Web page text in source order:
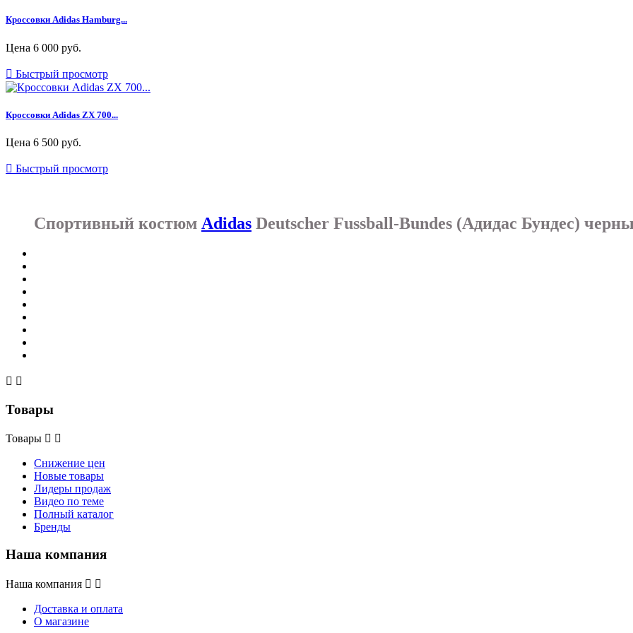
Кроссовки Adidas Hamburg...
Цена 6 000 руб.
 Быстрый просмотр
Кроссовки Adidas ZX 700...
Цена 6 500 руб.
 Быстрый просмотр
Спортивный костюм Adidas Deutscher Fussball-Bundes (Адидаc Бундес)
 
Товары
Товары  
Снижение цен
Новые товары
Лидеры продаж
Видео по теме
Полный каталог
Бренды
Наша компания
Наша компания  
Доставка и оплата
О магазине